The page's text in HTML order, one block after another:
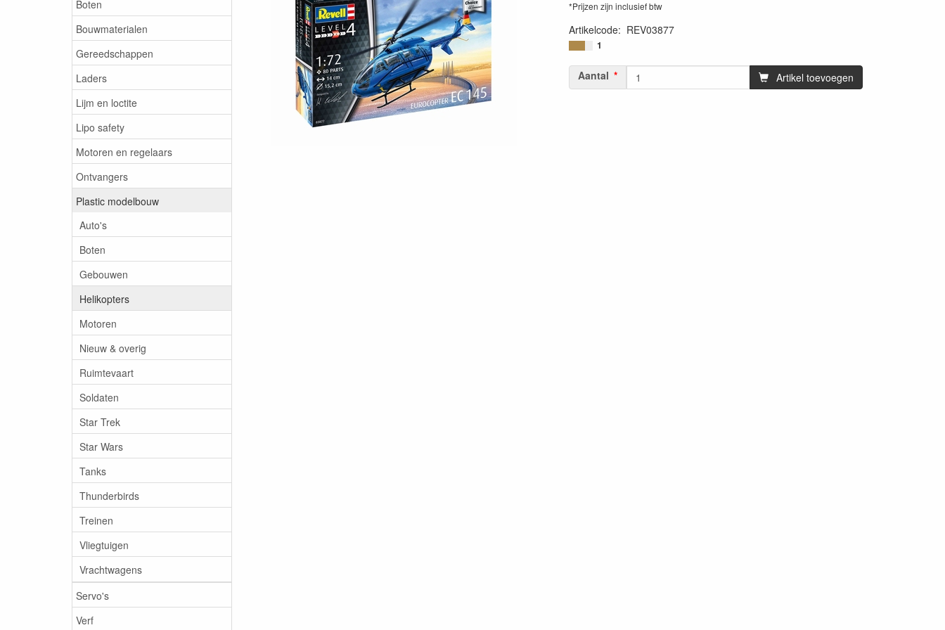
Boten
Bouwmaterialen
Gereedschappen
Laders
Lijm en loctite
Lipo safety
Motoren en regelaars
Ontvangers
Plastic modelbouw
Auto's
Boten
Gebouwen
Helikopters
Motoren
Nieuw & overig
Ruimtevaart
Soldaten
Star Trek
Star Wars
Tanks
Thunderbirds
Treinen
Vliegtuigen
Vrachtwagens
Servo's
Verf
*Prijzen zijn inclusief btw
Artikelcode: REV03877
4009803038773
1
Aantal Artikel toevoegen